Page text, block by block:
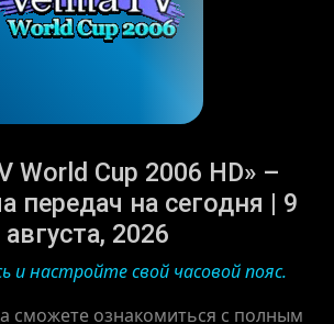
World Cup 2006 HD» –
передач на сегодня | 9
августа, 2026
и настройте свой часовой пояс.
сможете ознакомиться с полным